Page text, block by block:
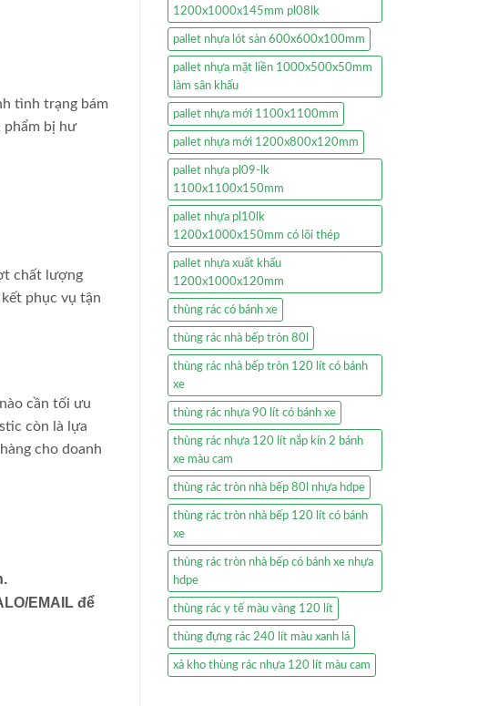
tình trạng bám
phẩm bị hư
chất lượng
phục vụ tận
cần tối ưu
còn là lựa
cho doanh
EMAIL để
1200x1000x145mm pl08lk
pallet nhựa lót sàn 600x600x100mm
pallet nhựa mặt liền 1000x500x50mm
làm sân khấu
pallet nhựa mới 1100x1100mm
pallet nhựa mới 1200x800x120mm
pallet nhựa pl09-lk
1100x1100x150mm
pallet nhựa pl10lk
1200x1000x150mm có lõi thép
pallet nhựa xuất khẩu
1200x1000x120mm
thùng rác có bánh xe
thùng rác nhà bếp tròn 80l
thùng rác nhà bếp tròn 120 lít có bánh
xe
thùng rác nhựa 90 lít có bánh xe
thùng rác nhựa 120 lít nắp kín 2 bánh
xe màu cam
thùng rác tròn nhà bếp 80l nhựa hdpe
thùng rác tròn nhà bếp 120 lít có bánh
xe
thùng rác tròn nhà bếp có bánh xe nhựa
hdpe
thùng rác y tế màu vàng 120 lít
thùng đựng rác 240 lít màu xanh lá
xả kho thùng rác nhựa 120 lít màu cam